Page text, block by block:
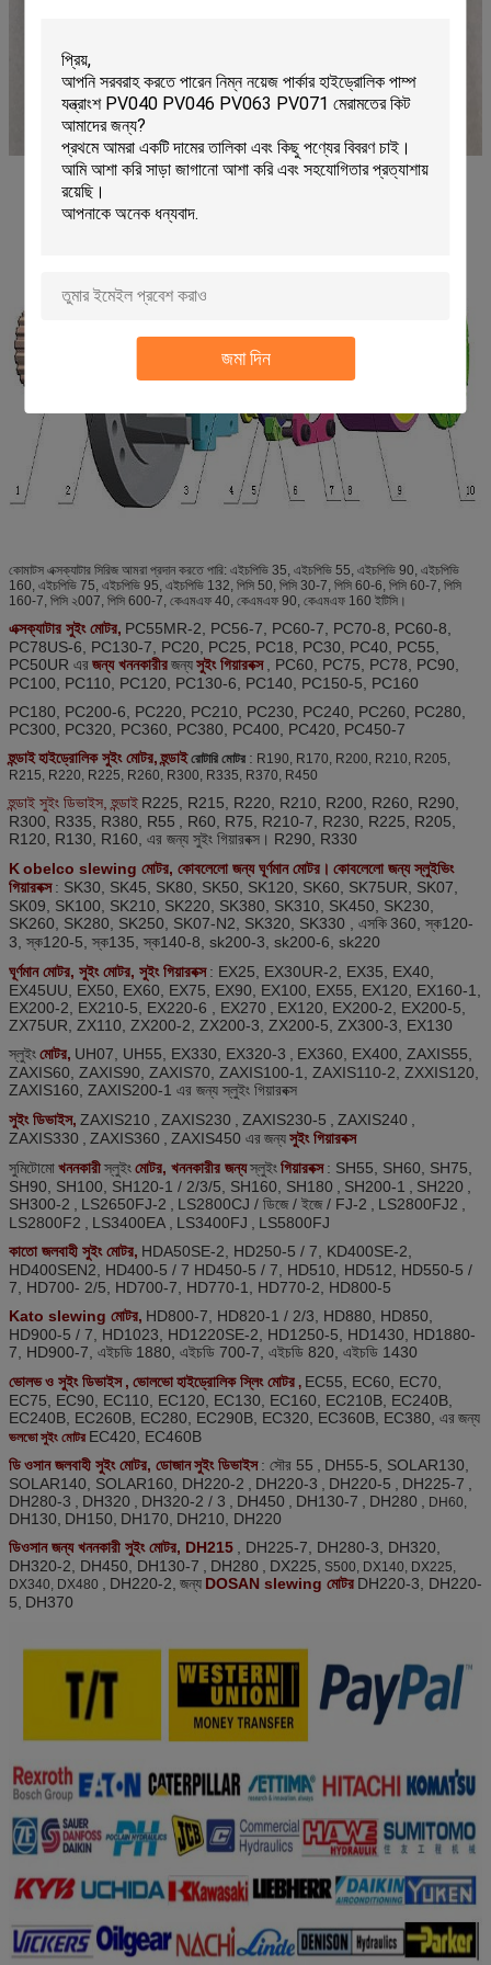
জমা দিন
কোমাটস এক্সক্যাটার সিরিজ আমরা প্রদান করতে পারি: এইচপিভি 35, এইচপিভি 55, এইচপিভি 90, এইচপিভি
160, এইচপিভি 75, এইচপিভি 95, এইচপিভি 132, পিসি 50, পিসি 30-7, পিসি 60-6, পিসি 60-7, পিসি
160-7, পিসি ২007, পিসি 600-7, কেএমএফ 40, কেএমএফ 90, কেএমএফ 160 ইটিসি।
এক্সক্যাটার সুইং মোটর, PC55MR-2, PC56-7, PC60-7, PC70-8, PC60-8,
PC78US-6, PC130-7, PC20, PC25, PC18, PC30, PC40, PC55,
PC50UR এরজন্য খননকারীরজন্যসুইং গিয়ারবক্স
, PC60, PC75, PC78, PC90,
PC100, PC110, PC120, PC130-6, PC140, PC150-5, PC160
PC180, PC200-6, PC220, PC210, PC230, PC240, PC260, PC280,
PC300, PC320, PC360, PC380, PC400, PC420, PC450-7
হুন্ডাইহাইড্রোলিক সুইং মোটর, হুন্ডাই রোটারি মোটর : R190, R170, R200, R210, R205,
R215, R220, R225, R260, R300, R335, R370, R450
হুন্ডাই সুইং ডিভাইস, হুন্ডাই R225, R215, R220, R210, R200, R260, R290,
R300, R335, R380, R55
, R60, R75, R210-7, R230, R225, R205,
R120, R130, R160, এর জন্য সুইং গিয়ারবক্স। R290, R330
Kobelco slewing মোটর, কোবলেলো জন্য ঘূর্ণমান মোটর। কোবলেলো জন্য স্লুইভিং
গিয়ারবক্স : SK30, SK45, SK80, SK50, SK120, SK60, SK75UR, SK07,
SK09, SK100, SK210, SK220, SK380, SK310, SK450, SK230,
SK260, SK280, SK250, SK07-N2, SK320, SK330 , এসকি360, স্ক120-
3, স্ক120-5, স্ক135, স্ক140-8, sk200-3, sk200-6, sk220
ঘূর্ণমান মোটর, সুইং মোটর, সুইং গিয়ারবক্স : EX25, EX30UR-2, EX35, EX40,
EX45UU, EX50, EX60, EX75, EX90, EX100, EX55, EX120, EX160-1,
EX200-2, EX210-5, EX220-6 , EX270
EX120, EX200-2, EX200-5,
ZX75UR, ZX110, ZX200-2, ZX200-3, ZX200-5, ZX300-3, EX130
স্লুইংমোটর, UH07, UH55, EX330, EX320-3
EX360, EX400, ZAXIS55,
ZAXIS60, ZAXIS90, ZAXIS70, ZAXIS100-1, ZAXIS110-2, ZXXIS120,
ZAXIS160, ZAXIS200-1 এর জন্য স্লুইং গিয়ারবক্স
সুইং ডিভাইস, ZAXIS210 ZAXIS230 ZAXIS230-5 ZAXIS240
ZAXIS330
ZAXIS360 ZAXIS450 এরজন্যসুইং গিয়ারবক্স
সুমিটোমোখননকারীস্লুইংমোটর, খননকারীর জন্যস্লুইংগিয়ারবক্স : SH55, SH60, SH75,
SH90, SH100, SH120-1 / 2/3/5, SH160, SH180
SH200-1 SH220
SH300-2
LS2650FJ-2 LS2800CJ / ডিজে / ইজে / FJ-2 LS2800FJ2
LS2800F2
LS3400EA LS3400FJ
LS5800FJ
কাতো জলবাহী সুইং মোটর, HDA50SE-2, HD250-5 / 7, KD400SE-2,
HD400SEN2, HD400-5 / 7 HD450-5 / 7, HD510, HD512, HD550-5 /
7, HD700- 2/5, HD700-7, HD770-1, HD770-2, HD800-5
Kato slewing মোটর, HD800-7, HD820-1 / 2/3, HD880, HD850,
HD900-5 / 7, HD1023, HD1220SE-2, HD1250-5, HD1430, HD1880-
7, HD900-7, এইচডি 1880, এইচডি 700-7, এইচডি 820, এইচডি 1430
ভোলভও সুইং ডিভাইস , ভোলভোহাইড্রোলিক স্লিং মোটর , EC55, EC60, EC70,
EC75, EC90, EC110, EC120, EC130, EC160, EC210B, EC240B,
EC240B, EC260B, EC280, EC290B, EC320, EC360B, EC380, এরজন্য
ভলভো সুইং মোটর EC420, EC460B
ডিওসান জলবাহী সুইং মোটর, ডোজানসুইং ডিভাইস : সৌর 55
DH55-5, SOLAR130,
SOLAR140, SOLAR160, DH220-2
DH220-3 DH220-5 DH225-7
DH280-3
DH320 DH320-2 / 3 DH450 DH130-7 DH280 DH60,
DH130, DH150, DH170, DH210, DH220
ডিওসান জন্য খননকারী সুইং মোটর, DH215
, DH225-7, DH280-3, DH320,
DH320-2, DH450, DH130-7
DH280 DX225,
S500, DX140, DX225,
DX340, DX480
DH220-2, জন্য DOSAN slewing মোটর DH220-3, DH220-
5, DH370